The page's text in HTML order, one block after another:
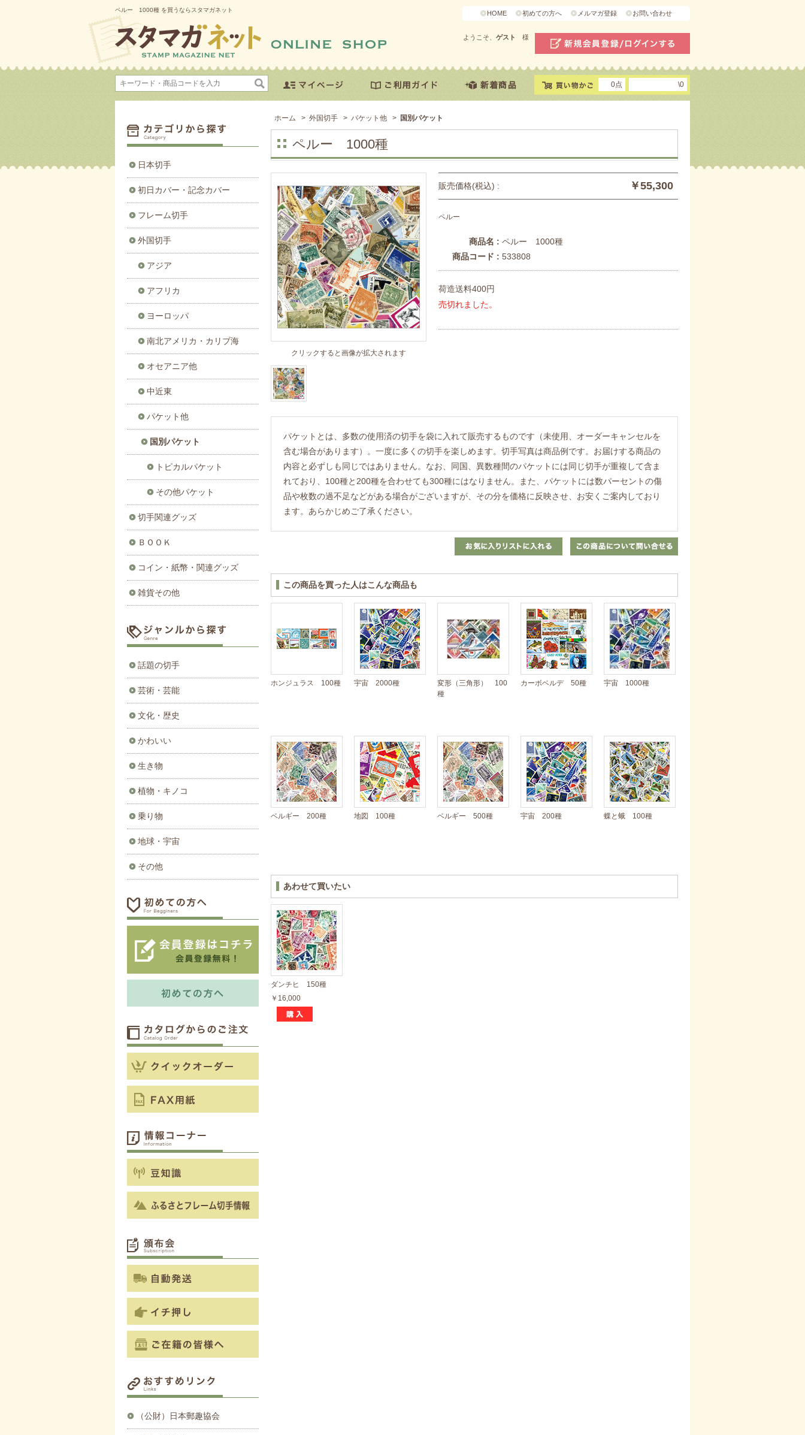
ペルー 1000種 を買うならスタマガネット HOME 初めての方へ メルマガ登録 お問い合わせ
ようこそ、 ゲスト 様
0点 \0
ホーム > 外国切手 > パケット他 > 国別パケット
ペルー 1000種
クリックすると画像が拡大されます
販売価格(税込) : ￥55,300
ペルー
商品名 : ペルー 1000種
商品コード : 533808
荷造送料400円
売切れました。
パケットとは、多数の使用済の切手を袋に入れて販売するものです（未使用、オーダーキャンセルを
含む場合があります）。一度に多くの切手を楽しめます。切手写真は商品例です。お届けする商品の
内容と必ずしも同じではありません。なお、同国、異数種間のパケットには同じ切手が重複して含ま
れており、100種と200種を合わせても300種にはなりません。また、パケットには数パーセントの傷
品や枚数の過不足などがある場合がございますが、その分を価格に反映させ、お安くご案内しており
ます。あらかじめご了承ください。
この商品を買った人はこんな商品も
ホンジュラス 100種 宇宙 2000種
変形（三角形） 100
種
カーボベルデ 50種 宇宙 1000種
ベルギー 200種 地図 100種 ベルギー 500種 宇宙 200種 蝶と蛾 100種
あわせて買いたい
ダンチヒ 150種
￥16,000
日本切手
初日カバー・記念カバー
フレーム切手
外国切手
アジア
アフリカ
ヨーロッパ
南北アメリカ・カリブ海
オセアニア他
中近東
パケット他
国別パケット
トピカルパケット
その他パケット
切手関連グッズ
ＢＯＯＫ
コイン・紙幣・関連グッズ
雑貨その他
話題の切手
芸術・芸能
文化・歴史
かわいい
生き物
植物・キノコ
乗り物
地球・宇宙
その他
（公財）日本郵趣協会